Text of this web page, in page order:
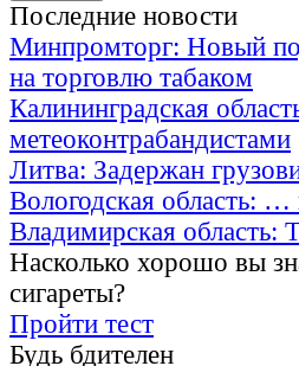
Последние новости
Минпромторг: Новый
на торговлю табаком
Калининградская
метеоконтрабандистами
Литва: Задержан
Вологодская область: …
Владимирская область:
Насколько хорошо вы
сигареты?
Пройти тест
Будь бдителен